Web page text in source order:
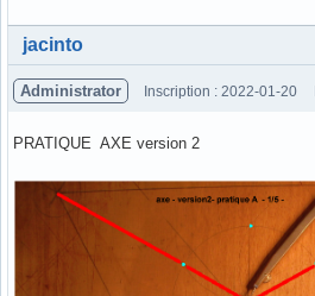
Hors ligne
jacinto
Administrator Inscription : 2022-01-20
PRATIQUE AXE version 2